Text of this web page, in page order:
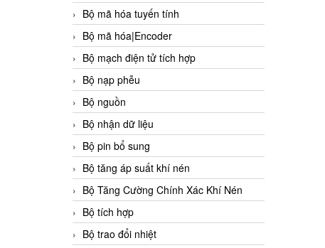
Bộ mã hóa tuyến tính
Bộ mã hóa|Encoder
Bộ mạch điện tử tích hợp
Bộ nạp phễu
Bộ nguồn
Bộ nhận dữ liệu
Bộ pin bổ sung
Bộ tăng áp suất khí nén
Bộ Tăng Cường Chính Xác Khí Nén
Bộ tích hợp
Bộ trao đổi nhiệt